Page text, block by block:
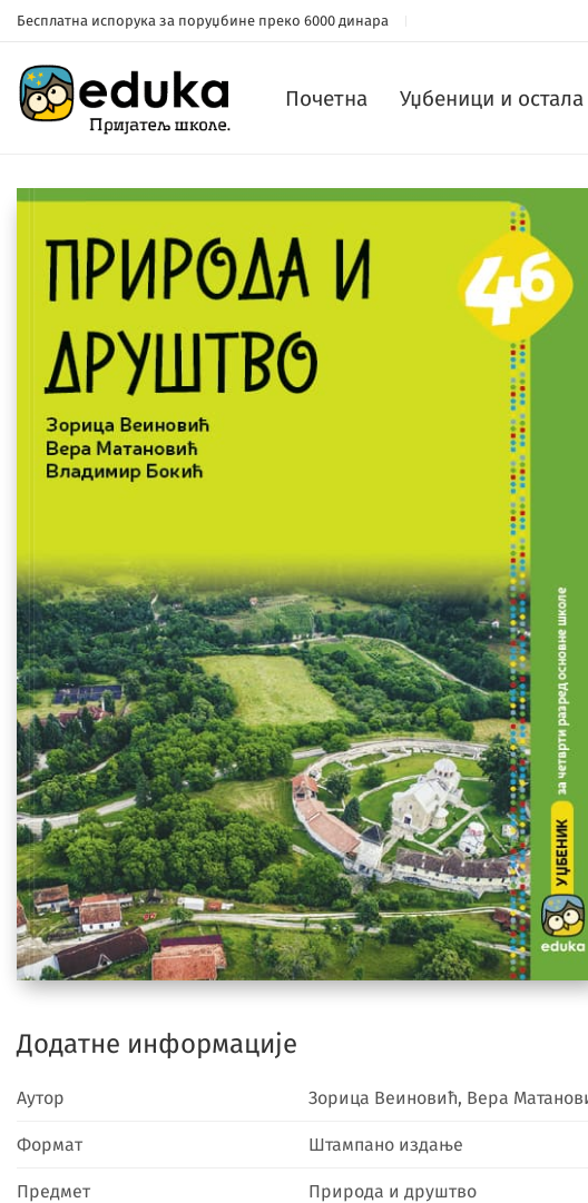
Бесплатна испорука за поруџбине преко 6000 динара
Почетна Уџбеници и
Додатне информације
Аутор Зорица Веиновић, Вера
Формат Штампано издање
Предмет Природа и друштво